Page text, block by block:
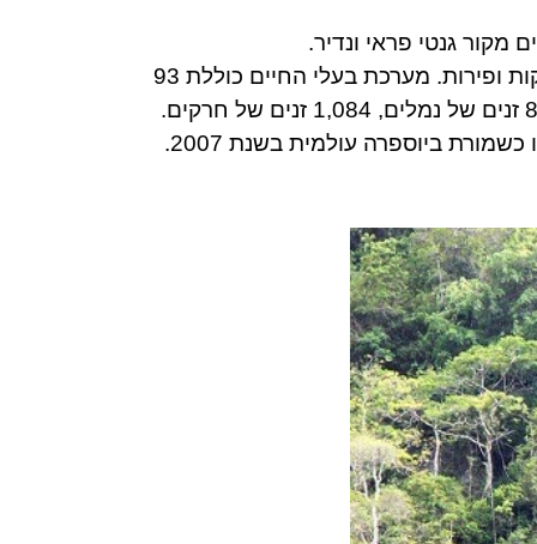
גנטי פראי ונדיר.
מערכת הצמחייה מכילה 2,494 זנים, הכוללים 200 זנים של צמחי מרפא, צמחי עץ נדירים ומאות עצי ירקות ופירות. מערכת בעלי החיים כוללת 93